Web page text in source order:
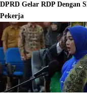
DPRD Gelar RDP Dengan
Pekerja